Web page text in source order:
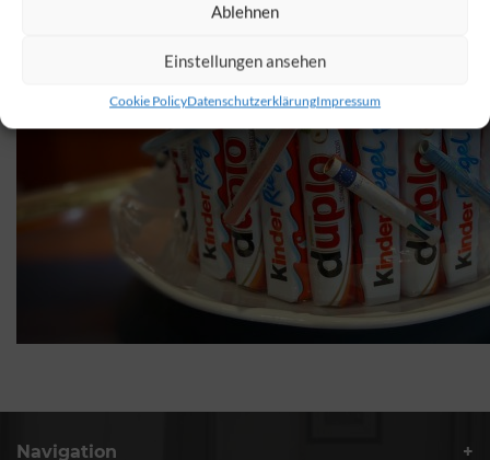
Ablehnen
Einstellungen ansehen
Cookie PolicyDatenschutzerklärungImpressum
Navigation